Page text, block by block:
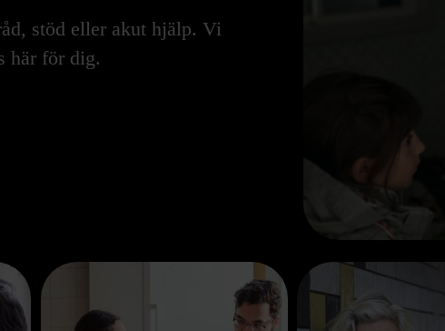
stöd eller akut hjälp. Vi
här för dig.